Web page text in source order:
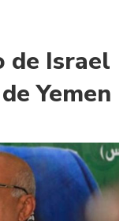
de Israel
Yemen